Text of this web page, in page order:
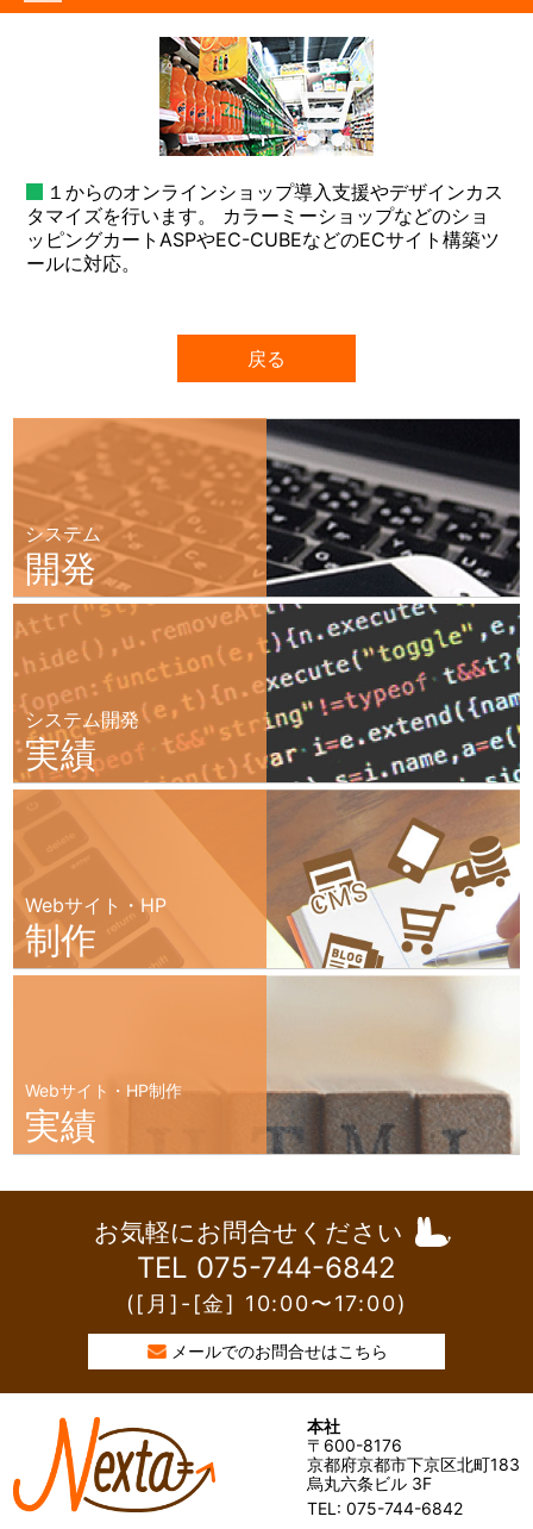
１からのオンラインショップ導入支援やデザインカス
タマイズを行います。 カラーミーショップなどのショ
ッピングカートASPやEC-CUBEなどのECサイト構築ツ
ールに対応。
戻る
システム
開発
システム開発
実績
Webサイト・HP
制作
Webサイト・HP制作
実績
お気軽にお問合せください
TEL 075-744-6842
([月]-[金] 10:00〜17:00)
メールでのお問合せはこちら
本社
〒600-8176
京都府京都市下京区北町183
烏丸六条ビル 3F
TEL: 075-744-6842